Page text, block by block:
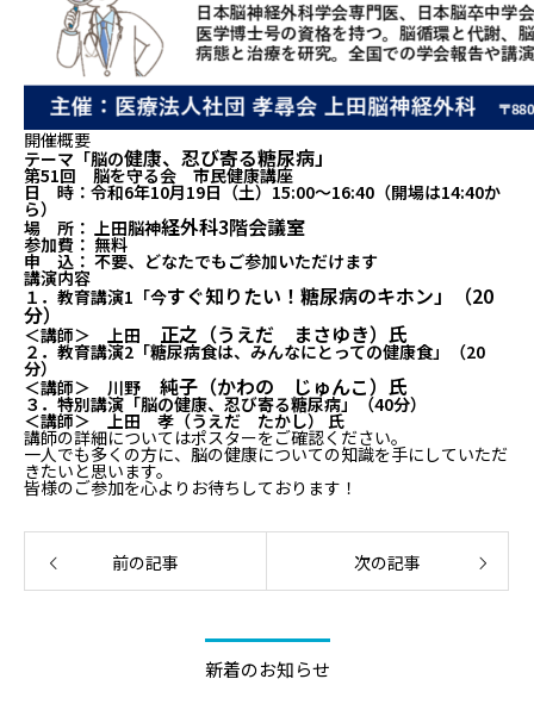
開催概要
テーマ「脳の健康、忍び寄る糖尿病」
第51回 脳を守る会 市民健康講座
日 時：令和6年10月19日（土）15:00〜16:40（開場は14:40か
ら）
場 所： 上田脳神経外科3階会議室
参加費： 無料
申 込： 不要、どなたでもご参加いただけます
講演内容
１．教育講演1「今すぐ知りたい！糖尿病のキホン」（20
分）
＜講師＞ 上田 正之（うえだ まさゆき）氏
２．教育講演2「糖尿病食は、みんなにとっての健康食」（20
分）
＜講師＞ 川野 純子（かわの じゅんこ）氏
３．特別講演「脳の健康、忍び寄る糖尿病」（40分）
＜講師＞ 上田 孝（うえだ たかし） 氏
講師の詳細についてはポスターをご確認ください。
一人でも多くの方に、脳の健康についての知識を手にしていただ
きたいと思います。
皆様のご参加を心よりお待ちしております！
前の記事 次の記事
新着のお知らせ